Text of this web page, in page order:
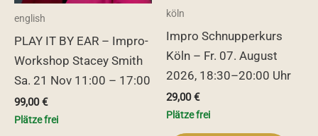
english
PLAY IT BY EAR – Impro-
Workshop Stacey Smith
Sa. 21 Nov 11:00 – 17:00
99,00€
Plätze frei
köln
Impro Schnupperkurs
Köln – Fr. 07. August
2026, 18:30–20:00 Uhr
29,00€
Plätze frei